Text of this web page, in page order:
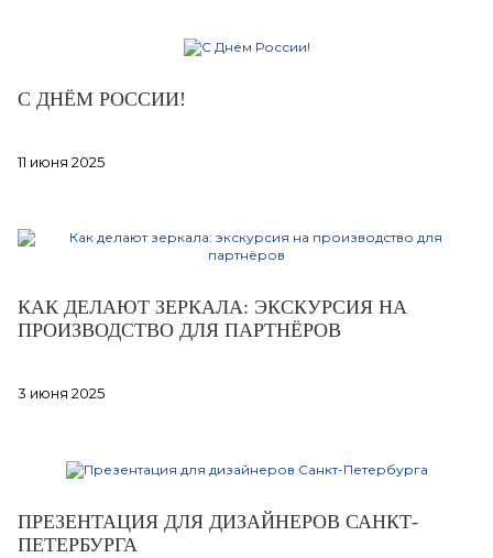
С ДНЁМ РОССИИ!
11 июня 2025
КАК ДЕЛАЮТ ЗЕРКАЛА: ЭКСКУРСИЯ НА
ПРОИЗВОДСТВО ДЛЯ ПАРТНЁРОВ
3 июня 2025
ПРЕЗЕНТАЦИЯ ДЛЯ ДИЗАЙНЕРОВ САНКТ-
ПЕТЕРБУРГА